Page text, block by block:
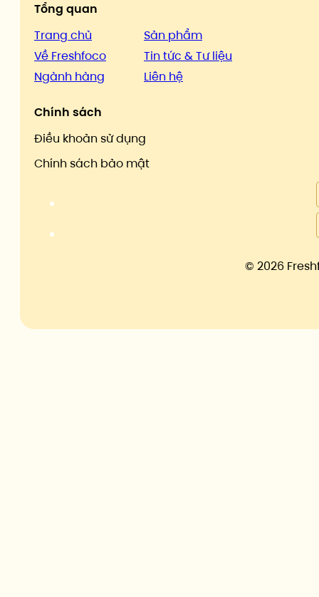
Tổng quan
Trang chủ
Về Freshfoco
Ngành hàng
Sản phẩm
Tin tức & Tư liệu
Liên hệ
Chính sách
Điều khoản sử dụng
Chính sách bảo mật
© 2026